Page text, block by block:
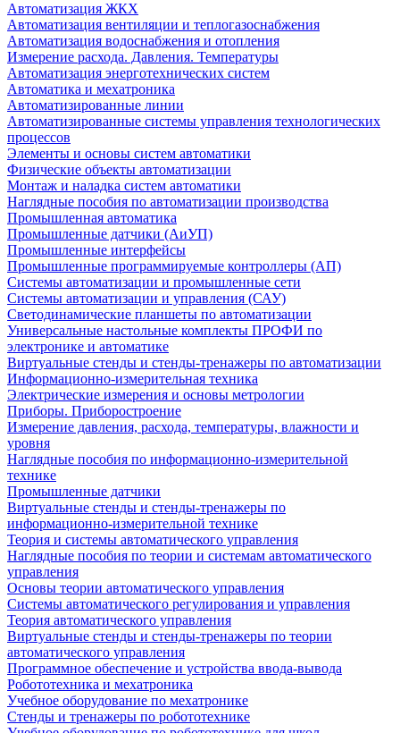
Автоматизация ЖКХ
Автоматизация вентиляции и теплогазоснабжения
Автоматизация водоснабжения и отопления
Измерение расхода. Давления. Температуры
Автоматизация энерготехнических систем
Автоматика и мехатроника
Автоматизированные линии
Автоматизированные системы управления технологических
процессов
Элементы и основы систем автоматики
Физические объекты автоматизации
Монтаж и наладка систем автоматики
Наглядные пособия по автоматизации производства
Промышленная автоматика
Промышленные датчики (АиУП)
Промышленные интерфейсы
Промышленные программируемые контроллеры (АП)
Системы автоматизации и промышленные сети
Системы автоматизации и управления (САУ)
Светодинамические планшеты по автоматизации
Универсальные настольные комплекты ПРОФИ по
электронике и автоматике
Виртуальные стенды и стенды-тренажеры по автоматизации
Информационно-измерительная техника
Электрические измерения и основы метрологии
Приборы. Приборостроение
Измерение давления, расхода, температуры, влажности и
уровня
Наглядные пособия по информационно-измерительной
технике
Промышленные датчики
Виртуальные стенды и стенды-тренажеры по
информационно-измерительной технике
Теория и системы автоматического управления
Наглядные пособия по теории и системам автоматического
управления
Основы теории автоматического управления
Системы автоматического регулирования и управления
Теория автоматического управления
Виртуальные стенды и стенды-тренажеры по теории
автоматического управления
Программное обеспечение и устройства ввода-вывода
Робототехника и мехатроника
Учебное оборудование по мехатронике
Стенды и тренажеры по робототехнике